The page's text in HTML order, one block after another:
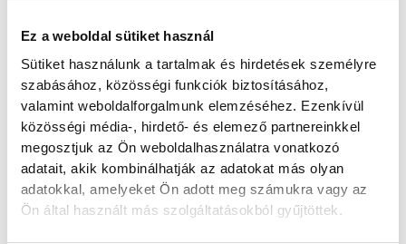
Ez a weboldal sütiket használ
Sütiket használunk a tartalmak és hirdetések személyre
szabásához, közösségi funkciók biztosításához,
valamint weboldalforgalmunk elemzéséhez. Ezenkívül
közösségi média-, hirdető- és elemező partnereinkkel
megosztjuk az Ön weboldalhasználatra vonatkozó
adatait, akik kombinálhatják az adatokat más olyan
adatokkal, amelyeket Ön adott meg számukra vagy az
Ön által használt más szolgáltatásokból gyűjtöttek.
szabályozás a génmódosított növények és
a növényvédőszerek tekintetében is eltér
az unióstól. Mint mondta, azt tartja a
legfontosabb, hogy ne születhessen a
magyarok feje fölött döntés, ezért arra
kéri a választópolgárokat, hogy
szavazzanak nemmel Ukrajna